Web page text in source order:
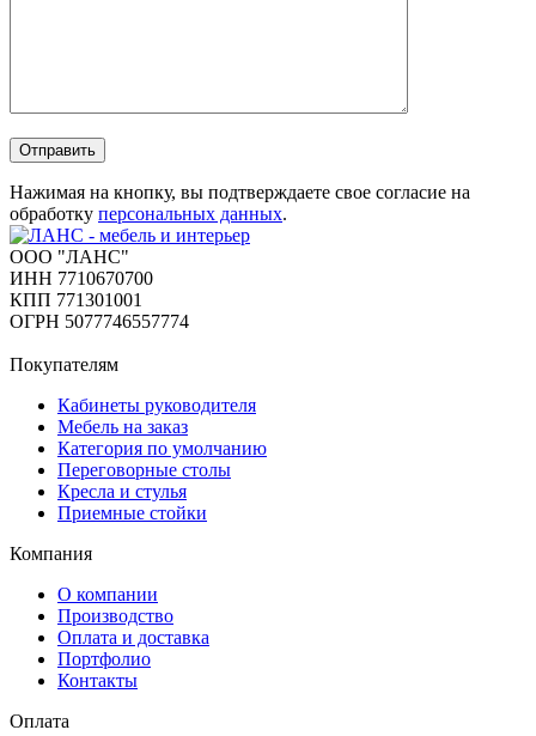
Отправить
Нажимая на кнопку, вы подтверждаете свое согласие на
обработку персональных данных.
ООО "ЛАНС"
ИНН 7710670700
КПП 771301001
ОГРН 5077746557774
Покупателям
Кабинеты руководителя
Мебель на заказ
Категория по умолчанию
Переговорные столы
Кресла и стулья
Приемные стойки
Компания
О компании
Производство
Оплата и доставка
Портфолио
Контакты
Оплата